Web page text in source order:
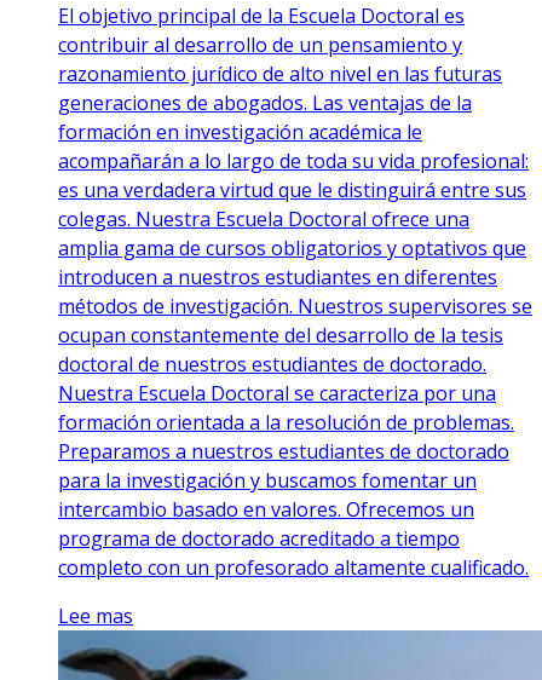
El objetivo principal de la Escuela Doctoral es
contribuir al desarrollo de un pensamiento y
razonamiento jurídico de alto nivel en las futuras
generaciones de abogados. Las ventajas de la
formación en investigación académica le
acompañarán a lo largo de toda su vida profesional:
es una verdadera virtud que le distinguirá entre sus
colegas. Nuestra Escuela Doctoral ofrece una
amplia gama de cursos obligatorios y optativos que
introducen a nuestros estudiantes en diferentes
métodos de investigación. Nuestros supervisores se
ocupan constantemente del desarrollo de la tesis
doctoral de nuestros estudiantes de doctorado.
Nuestra Escuela Doctoral se caracteriza por una
formación orientada a la resolución de problemas.
Preparamos a nuestros estudiantes de doctorado
para la investigación y buscamos fomentar un
intercambio basado en valores. Ofrecemos un
programa de doctorado acreditado a tiempo
completo con un profesorado altamente cualificado.
Lee mas